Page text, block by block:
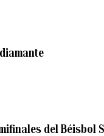
del Béisbol